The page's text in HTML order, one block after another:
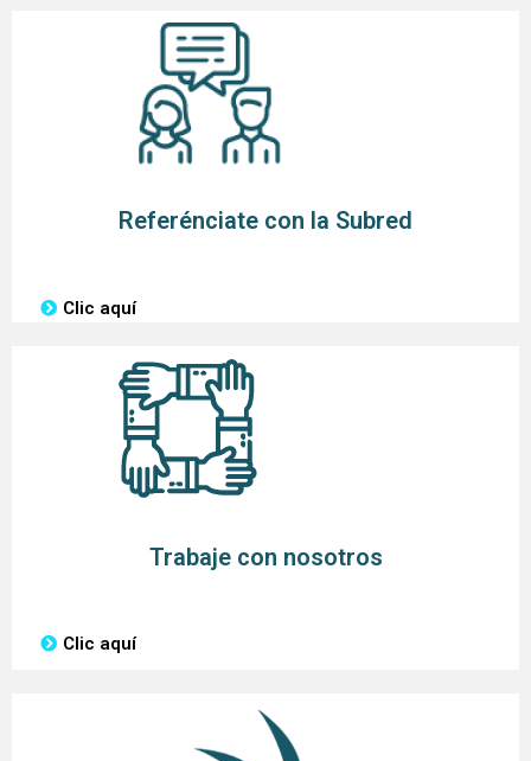
Referénciate con la Subred
Clic aquí
Trabaje con nosotros
Clic aquí